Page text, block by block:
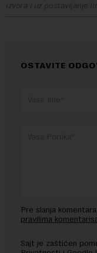
izvora i uz postavljanje
OSTAVITE
Pre slanja
pravilima
Sajt je zaštićen